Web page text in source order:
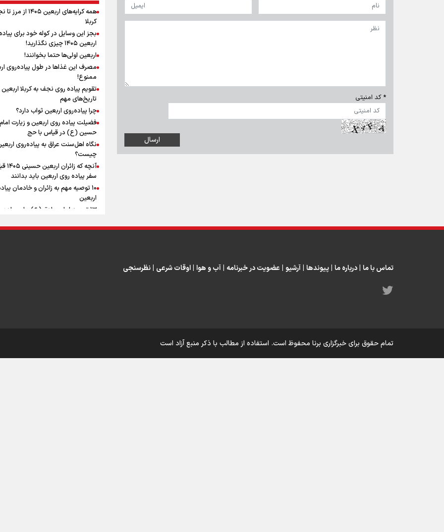
* کد امنیتی
نگاه تمدنی رهبر
فضای مجازی
رابطه کارگر و کارفرما
به زوجیت
شلمچه تا شهرهای زیارتی عراق
اینفو برنا/ میزان مالیات بر ارزش
افزوده چقدر است؟
اینفوبرنا/ سقف معافیت مالیاتی
حقوق کارکنان دولت و
در بودجه ۱۴۰۵ چقدر است؟
اسلامی
همه کرایه‌های اربعین ۱۴۰۵
کربلا
بجز این وسایل در کوله خود برای
اربعین ۱۴۰۵ چیزی نگذارید!
اربعین اولی‌ها حتما بخوانند!
مصرف این غذاها در طول پیاده‌روی
ممنوع!
تاریخ‌های مهم
چرا پیاده‌روی اربعین ثواب دارد؟
فضیلت پیاده روی اربعین و زیارت امام
حسین (ع) در قیاس با حج
نگاه اهل‌سنت عراق به پیاده‌روی
چیست؟
آنچه که
سفر پیاده روی اربعین باید بدانند
۱۰ توصیه مهم به زائران و خادمان
اربعین
۱۳ توصیه امام صادق (ع) برای
۲۰ توصیه کاربردی برای شرکت در
تماس با ما درباره ما پیوندها آرشیو عضویت در خبرنامه آب و هوا اوقات شرعی نظرسنجی
تمام حقوق برای خبرگزاری برنا محفوظ است. استفاده از مطالب با ذکر منبع آزاد است